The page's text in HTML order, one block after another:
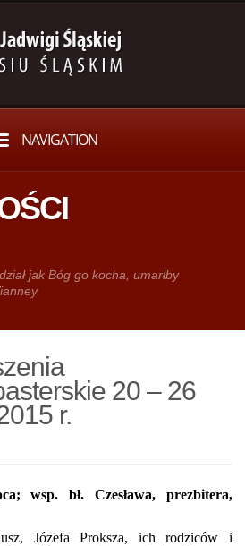
NAVIGATION
jak Bóg go kocha, umarłby
20 – 26
r.
wsp. bł. Czesława, prezbitera,
Józefa Proksza, ich rodziców i